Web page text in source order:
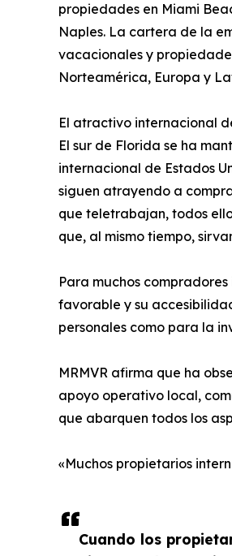
Cuando los
propiedades en Miami
Naples. La cartera de la
vacacionales y
Norteamérica, Europa y
El atractivo internacional
El sur de Florida se ha
internacional de Estados
siguen atrayendo a
que teletrabajan, todos
que, al mismo tiempo,
Para muchos
favorable y su
personales como para la
MRMVR afirma que ha
apoyo operativo local,
que abarquen todos los
«Muchos propietarios